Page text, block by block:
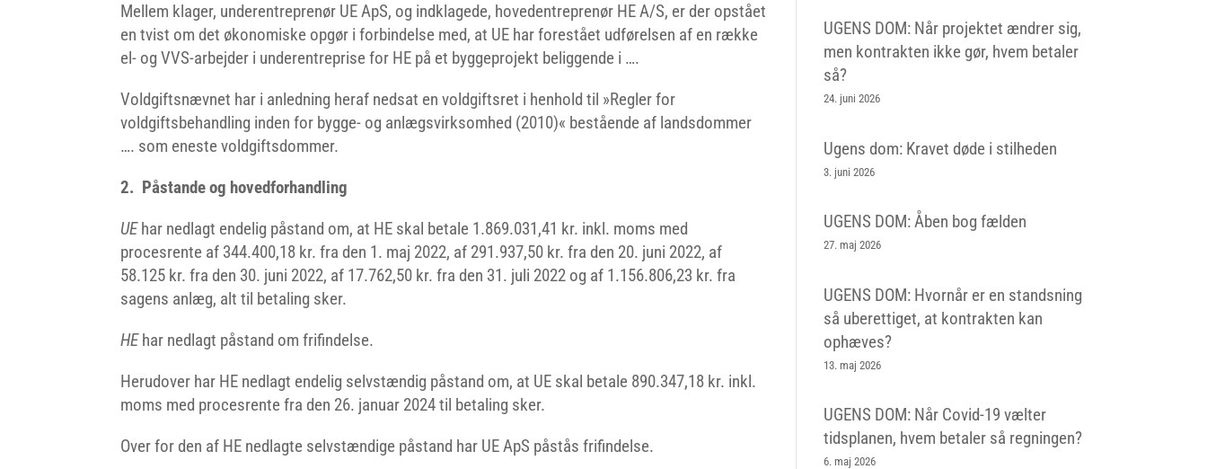
Mellem klager, underentreprenør UE ApS, og indklagede, hovedentreprenør HE A/S, er der opstået
en tvist om det økonomiske opgør i forbindelse med, at UE har forestået udførelsen af en række
el- og VVS-arbejder i underentreprise for HE på et byggeprojekt beliggende i ….
Voldgiftsnævnet har i anledning heraf nedsat en voldgiftsret i henhold til »Regler for
voldgiftsbehandling inden for bygge- og anlægsvirksomhed (2010)« bestående af landsdommer
…. som eneste voldgiftsdommer.
2. Påstande og hovedforhandling
UEhar nedlagt endelig påstand om, at HE skal betale 1.869.031,41 kr. inkl. moms med
procesrente af 344.400,18 kr. fra den 1. maj 2022, af 291.937,50 kr. fra den 20. juni 2022, af
58.125 kr. fra den 30. juni 2022, af 17.762,50 kr. fra den 31. juli 2022 og af 1.156.806,23 kr. fra
sagens anlæg, alt til betaling sker.
HEhar nedlagt påstand om frifindelse.
Herudover har HE nedlagt endelig selvstændig påstand om, at UE skal betale 890.347,18 kr. inkl.
moms med procesrente fra den 26. januar 2024 til betaling sker.
Over for den af HE nedlagte selvstændige påstand har UE ApS påstås frifindelse.
UGENS DOM: Når projektet ændrer sig,
men kontrakten ikke gør, hvem betaler
så?
24. juni 2026
Ugens dom: Kravet døde i stilheden
3. juni 2026
UGENS DOM: Åben bog fælden
27. maj 2026
UGENS DOM: Hvornår er en standsning
så uberettiget, at kontrakten kan
ophæves?
13. maj 2026
UGENS DOM: Når Covid-19 vælter
tidsplanen, hvem betaler så regningen?
6. maj 2026